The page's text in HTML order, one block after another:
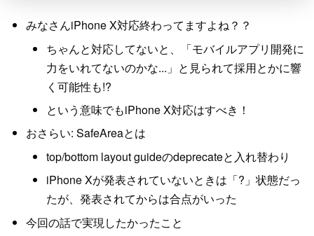
みなさんiPhone X対応終わってますよね？？
ちゃんと対応してないと、「モバイルアプリ開発に
力をいれてないのかな...」と見られて採用とかに響
く可能性も!?
という意味でもiPhone X対応はすべき！
おさらい: SafeAreaとは
top/bottom layout guideのdeprecateと入れ替わり
iPhone Xが発表されていないときは「?」状態だっ
たが、発表されてからは合点がいった
今回の話で実現したかったこと